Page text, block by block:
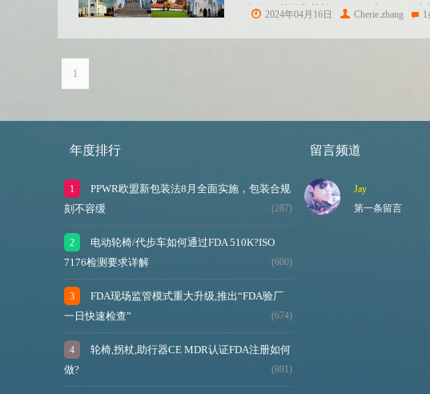
机构（英国和荷兰）签发的占到90%以
2024年04月16日 Cherie.zhang
1
年度排行
PPWR欧盟新包装法8月全面实施，包装合规
刻不容缓
(287)
电动轮椅/代步车如何通过FDA 510K?ISO
7176检测要求详解
(600)
FDA现场监管模式重大升级,推出“FDA验厂
一日快速检查”
(674)
轮椅,拐杖,助行器CE MDR认证FDA注册如何
做?
(891)
留言频道
Jay
第一条留言